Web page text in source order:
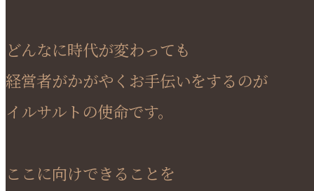
どんなに時代が変わっても
経営者がかがやくお手伝いをするのが
イルサルトの使命です。
ここに向けできることを